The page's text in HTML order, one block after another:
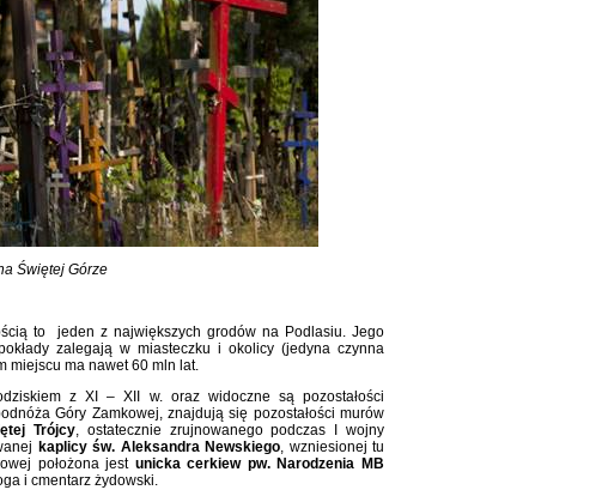
Świętej Górze
to jeden z największych grodów na Podlasiu. Jego
zalegają w miasteczku i okolicy (jedyna czynna
miejscu ma nawet 60 mln lat.
z XI – XII w. oraz widoczne są pozostałości
Góry Zamkowej, znajdują się pozostałości murów
Trójcy, ostatecznie zrujnowanego podczas I wojny
kaplicy św. Aleksandra Newskiego, wzniesionej tu
położona jest unicka cerkiew pw. Narodzenia MB
i cmentarz żydowski.